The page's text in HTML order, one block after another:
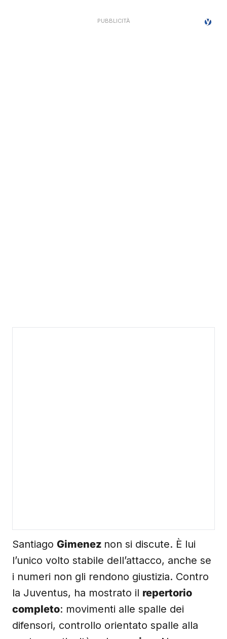
Santiago Gimenez non si discute. È lui
l’unico volto stabile dell’attacco, anche se
i numeri non gli rendono giustizia. Contro
la Juventus, ha mostrato il repertorio
completo: movimenti alle spalle dei
difensori, controllo orientato spalle alla